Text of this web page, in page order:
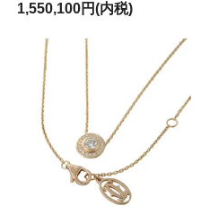
1,550,100円(内税)